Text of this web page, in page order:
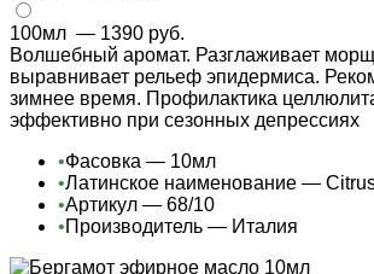
100мл — 1390 руб.
Волшебный аромат. Разглаживает
выравнивает рельеф эпидермиса.
зимнее время. Профилактика
эффективно при сезонных депрессиях
•Фасовка — 10мл
•Латинское наименование —
•Артикул — 68/10
•Производитель — Италия